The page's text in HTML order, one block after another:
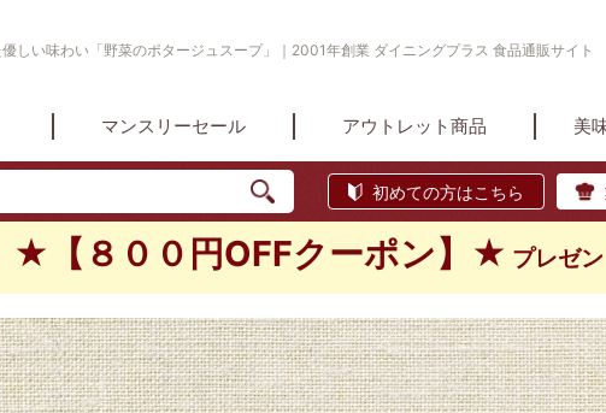
しい味わい「野菜のポタージュスープ」｜2001年創業 ダイニングプラス 食品通販サイト
マンスリーセール アウトレット商品 美
初めての方はこちら
★【８００円OFFクーポン】★ プレゼ